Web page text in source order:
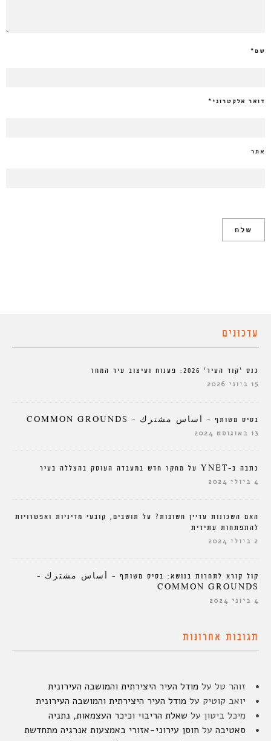
שם*
דואר אלקטרוני *
אתר
עדכונים
כנס ‘קוד העיר’ 2026: פענוח ועיצוב עיר המחר
15 ביוני 2026
בסיס משותף – أساس مشترك – COMMON GROUNDS
13 באוגוסט 2024
כתבה ב-YNET על מחקר חדש במעבדה העוסק בהצללה בעיר
4 ביולי 2024
האם השכונות עדיין חשובות? על תושבים, קובעי מדיניות ואפשרויות
להתפתחות עתידית
2 ביולי 2024
קול קורא לתחרות בנושא: בסיס משותף – أساس مشترك –
COMMON GROUNDS
4 ביוני 2024
תגובות אחרונות
זוהר טל על מודל העיר היצירתית והמושבה העירונית
יואב קוטיק על מודל העיר היצירתית והמושבה העירונית
מיכל ביטון על שאלת הריבוי וכיכר העצמאות, נתניה
סאטיבה על חוסן עירוני-אזורי באמצעות אנרגיה מתחדשת